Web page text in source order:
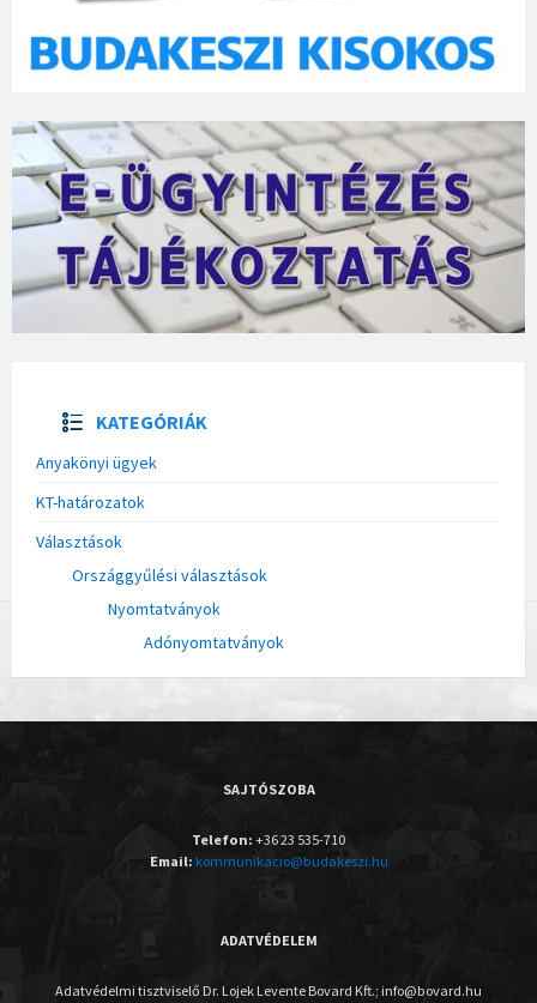
KATEGÓRIÁK
Anyakönyi ügyek
KT-határozatok
Választások
Országgyűlési választások
Nyomtatványok
Adónyomtatványok
SAJTÓSZOBA
Telefon: +36 23 535-710
Email: kommunikacio@budakeszi.hu
ADATVÉDELEM
Adatvédelmi tisztviselő Dr. Lojek Levente Bovard Kft.; info@bovard.hu